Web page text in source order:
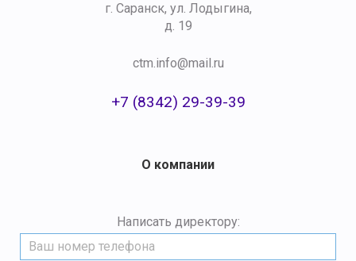
О компании
Написать директору:
г. Саранск, ул. Лодыгина,
д. 19
ctm.info@mail.ru
+7 (8342) 29-39-39